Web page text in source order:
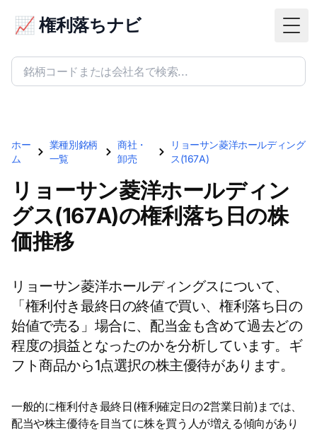
📈 権利落ちナビ
ホー
ム
業種別銘柄
一覧
商社・
卸売
リョーサン菱洋ホールディング
ス(167A)
リョーサン菱洋ホールディン
グス(167A)の権利落ち日の株
価推移
リョーサン菱洋ホールディングスについて、
「権利付き最終日の終値で買い、権利落ち日の
始値で売る」場合に、配当金も含めて過去どの
程度の損益となったのかを分析しています。ギ
フト商品から1点選択の株主優待があります。
一般的に権利付き最終日(権利確定日の2営業日前)までは、
配当や株主優待を目当てに株を買う人が増える傾向があり